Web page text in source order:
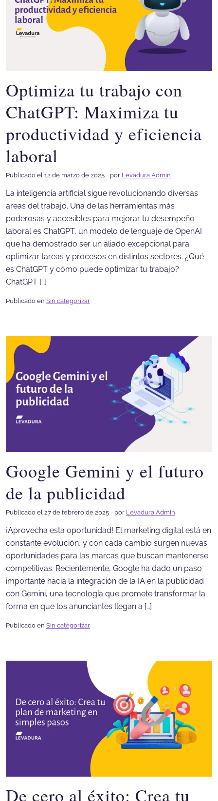
Optimiza tu trabajo con
ChatGPT: Maximiza tu
productividad y eficiencia
laboral
Publicado el 12 de marzo de 2025 por Levadura Admin
La inteligencia artificial sigue revolucionando diversas
áreas del trabajo. Una de las herramientas más
poderosas y accesibles para mejorar tu desempeño
laboral es ChatGPT, un modelo de lenguaje de OpenAI
que ha demostrado ser un aliado excepcional para
optimizar tareas y procesos en distintos sectores. ¿Qué
es ChatGPT y cómo puede optimizar tu trabajo?
ChatGPT […]
Publicado en Sin categorizar
Google Gemini y el futuro
de la publicidad
Publicado el 27 de febrero de 2025 por Levadura Admin
¡Aprovecha esta oportunidad! El marketing digital está en
constante evolución, y con cada cambio surgen nuevas
oportunidades para las marcas que buscan mantenerse
competitivas. Recientemente, Google ha dado un paso
importante hacia la integración de la IA en la publicidad
con Gemini, una tecnología que promete transformar la
forma en que los anunciantes llegan a […]
Publicado en Sin categorizar
De cero al éxito: Crea tu